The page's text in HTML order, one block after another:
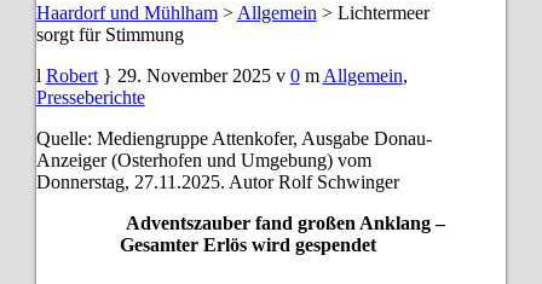
Haardorf und Mühlham> Allgemein > Lichtermeer
sorgt für Stimmung
Robert
29. November 2025 0 Allgemein,
Presseberichte
Quelle: Mediengruppe Attenkofer, Ausgabe Donau-
Anzeiger (Osterhofen und Umgebung) vom
Donnerstag, 27.11.2025. Autor Rolf Schwinger
Adventszauber fand großen Anklang –
Gesamter Erlös wird gespendet